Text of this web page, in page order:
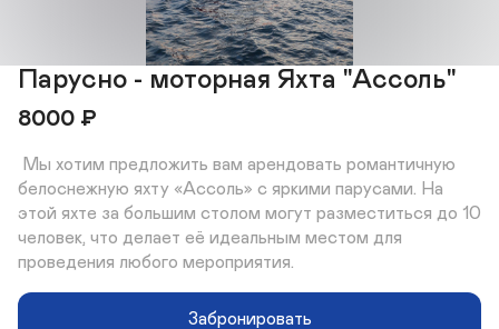
Парусно - моторная Яхта "Ассоль"
8000 ₽
белоснежную яхту «Ассоль» с яркими парусами. На
этой яхте за большим столом могут разместиться до 10
человек, что делает её идеальным местом для
проведения любого мероприятия.
Забронировать